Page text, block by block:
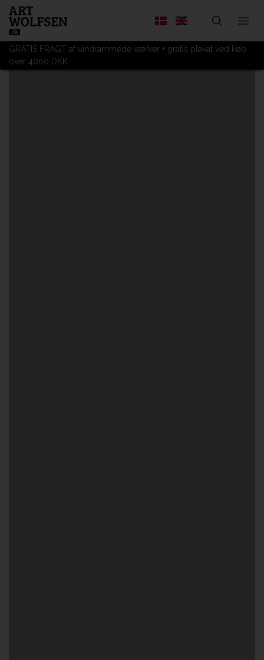
GRATIS FRAGT af uindrammede værker + gratis plakat ved køb
over 4000 DKK.